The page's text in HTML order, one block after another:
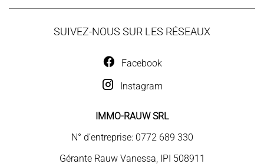
SUIVEZ-NOUS SUR LES RÉSEAUX
Facebook
Instagram
IMMO-RAUW SRL
N° d’entreprise: 0772 689 330
Gérante Rauw Vanessa, IPI 508911